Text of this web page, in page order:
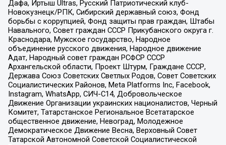
Дафа, Иртыш Ultras, Русский Патриотический клуб-
Новокузнецк/РПК, Сибирский державный союз, Фонд
борьбы с коррупцией, Фонд защиты прав граждан, Штабы
Навального, Совет граждан СССР Прикубанского округа г.
Краснодара, Мужское государство, Народное
объединение русского движения, Народное движение
Адат, Народный совет граждан РСФСР СССР
Архангельской области, Проект Штурм, Граждане СССР,
Держава Союз Советских Светлых Родов, Совет Советских
Социалистических Районов, Meta Platforms Inc, Facebook,
Instagram, WhatsApp, СИЧ-С14, Добровольческое
Движение Организации украинских националистов, Черный
Комитет, Татарстанское Региональное Всетатарское
общественное движение, Невоград, Молодежное
Демократическое Движение Весна, Верховный Совет
Татарской Автономной Советской Социалистической